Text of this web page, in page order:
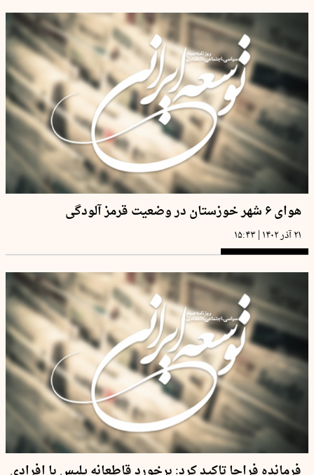
هوای ۶ شهر خوزستان در وضعیت قرمز آلودگی
۲۱ آذر ۱۴۰۲ | ۱۵:۴۳